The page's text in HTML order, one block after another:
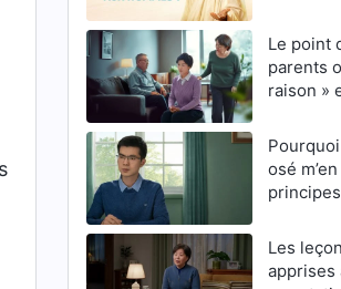
aux
Le point
parents
raison »
Pourquoi
osé
principes
Les
apprises